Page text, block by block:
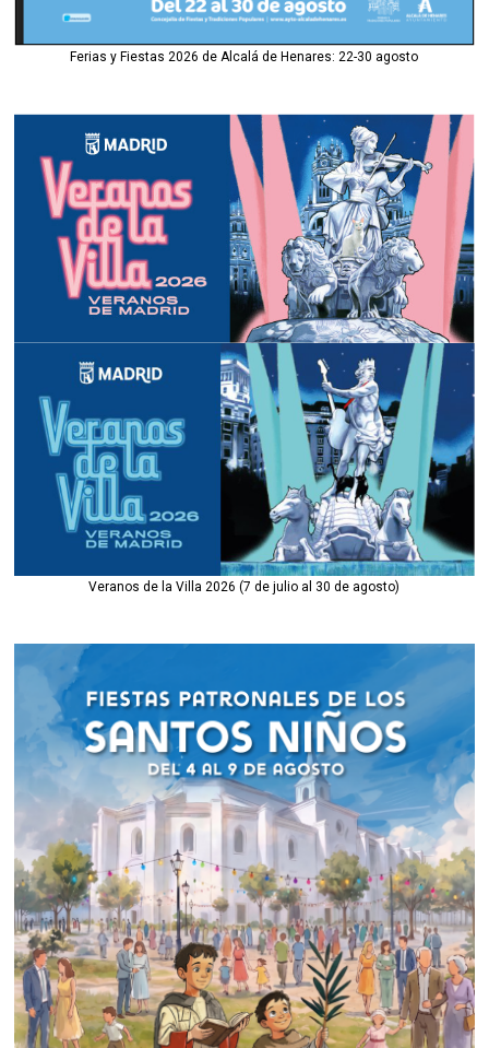
Ferias y Fiestas 2026 de Alcalá de Henares: 22-30 agosto
Veranos de la Villa 2026 (7 de julio al 30 de agosto)